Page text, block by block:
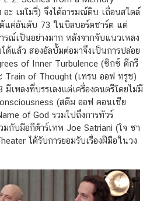
ะ เมโมรี่) จึงได้อารมณ์ดิบ เถื่อนสไตล์
แค่อันดับ 73 ในบิลบอร์ดชาร์ต แต่
ณ์เป็นอย่างมาก หลังจากจับแนวเพลง
แล้ว สองอัลบั้มต่อมาจึงเป็นการปล่อย
of Inner Turbulence (ซิกซ์ ดีกรี
Train of Thought (เทรน ออฟ ทรูช)
เพลงที่บรรเลงแต่เครื่องดนตรีโดยไม่มี
(สตีม ออฟ คอนเชีย
of God รวมไปถึงการทัวร์
มกับมือกีต้าร์เทพ Joe Satriani (โจ ซา
ได้รับการยอมรับเรื่องฝีมือในวง